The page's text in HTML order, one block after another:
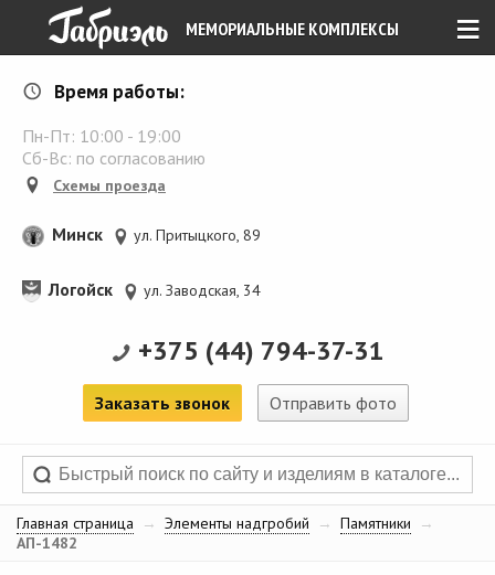
≡
МЕМОРИАЛЬНЫЕ КОМПЛЕКСЫ
Время работы:
Пн-Пт: 10:00 - 19:00
Сб-Вс: по согласованию
Схемы проезда
Минск ул. Притыцкого, 89
Логойск ул. Заводская, 34
+375 (44) 794-37-31
Заказать звонок Отправить фото
Главная страница → Элементы надгробий → Памятники
→
АП-1482